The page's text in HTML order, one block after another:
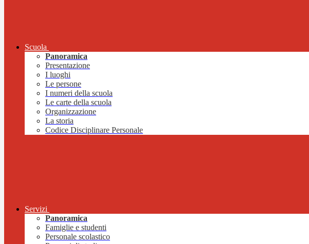
Scuola
Panoramica
Presentazione
I luoghi
Le persone
I numeri della scuola
Le carte della scuola
Organizzazione
La storia
Codice Disciplinare Personale
Servizi
Panoramica
Famiglie e studenti
Personale scolastico